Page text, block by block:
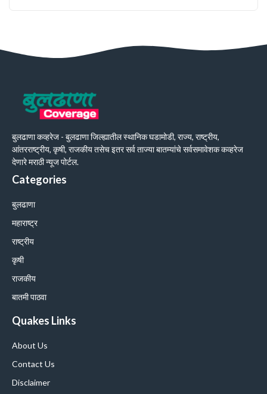
बुलढाणा कव्हरेज - बुलढाणा जिल्ह्यातील स्थानिक घडामोडी, राज्य, राष्ट्रीय,
आंतरराष्ट्रीय, कृषी, राजकीय तसेच इतर सर्व ताज्या बातम्यांचे सर्वसमावेशक कव्हरेज
देणारे मराठी न्यूज पोर्टल.
Categories
बुलढाणा
महाराष्ट्र
राष्ट्रीय
कृषी
राजकीय
बातमी पाठवा
Quakes Links
About Us
Contact Us
Disclaimer